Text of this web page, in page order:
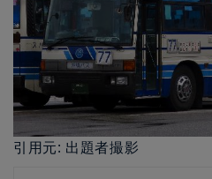
引用元: 出題者撮影